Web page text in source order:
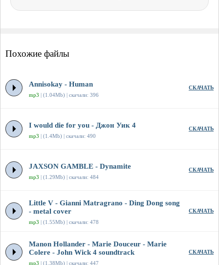
Похожие файлы
Annisokay - Human
mp3 | (1.04Mb) | скачали: 396
СКАЧАТЬ
I would die for you - Джон Уик 4
mp3 | (1.4Mb) | скачали: 490
СКАЧАТЬ
JAXSON GAMBLE - Dynamite
mp3 | (1.29Mb) | скачали: 484
СКАЧАТЬ
Little V - Gianni Matragrano - Ding Dong song
- metal cover
mp3 | (1.55Mb) | скачали: 478
СКАЧАТЬ
Manon Hollander - Marie Douceur - Marie
Colere - John Wick 4 soundtrack
mp3 | (1.38Mb) | скачали: 447
СКАЧАТЬ